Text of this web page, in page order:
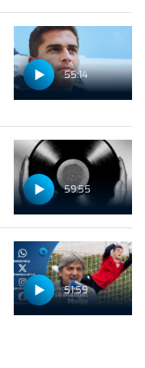
55:14
59:55
51:59